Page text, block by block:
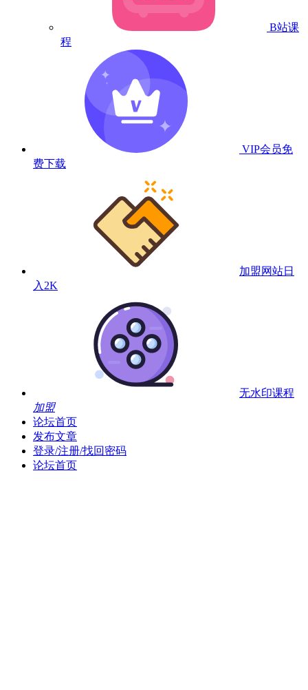
B站课
程
VIP会员免
费下载
加盟网站日
入2K
无水印课程
加盟
论坛首页
发布文章
登录/注册/找回密码
论坛首页